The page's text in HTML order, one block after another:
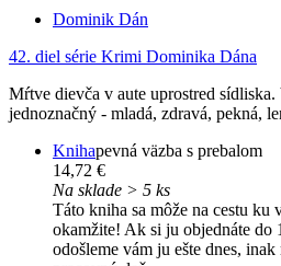
Dominik Dán
42. diel série Krimi Dominika Dána
Mŕtve dievča v aute uprostred
jednoznačný - mladá, zdravá, pekná,
Knihapevná väzba s prebalom
14,72 €
Na sklade > 5 ks
Táto kniha sa môže na cestu
okamžite! Ak si ju objednáte do
odošleme vám ju ešte dnes,